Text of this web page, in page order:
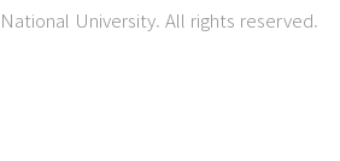
University. All rights reserved.